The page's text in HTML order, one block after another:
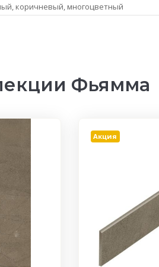
коричневый, многоцветный
Фьямма
Акция